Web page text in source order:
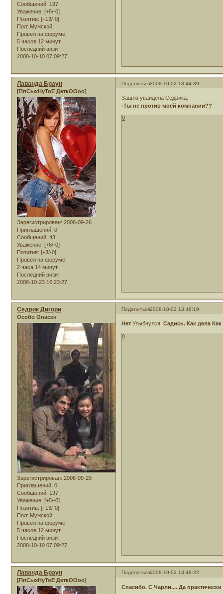
Сообщений: 197
Уважение: [+5/-0]
Позитив: [+13/-0]
Пол: Мужской
Провел на форуме:
5 часов 12 минут
Последний визит:
2008-10-10 07:09:27
Поделиться2008-10-02 13:44:39
Лаванда Браун
[ПпСыхНуТоЕ ДеткООоо]
Зарегистрирован: 2008-09-26
Приглашений: 0
Сообщений: 43
Уважение: [+6/-0]
Позитив: [+3/-0]
Провел на форуме:
2 часа 14 минут
Последний визит:
2008-10-23 16:23:27
Зашла уваидела Седрика.
-Ты не против моей компании??
0
Поделиться2008-10-02 13:46:19
Седрик Дигори
Особо Опасен
Зарегистрирован: 2008-09-29
Приглашений: 0
Сообщений: 197
Уважение: [+5/-0]
Позитив: [+13/-0]
Пол: Мужской
Провел на форуме:
5 часов 12 минут
Последний визит:
2008-10-10 07:09:27
НетУлыбнулся.Садись. Как дела
0
Поделиться2008-10-02 13:48:22
Лаванда Браун
[ПпСыхНуТоЕ ДеткООоо]
Спасибо. С Чарли.... Да